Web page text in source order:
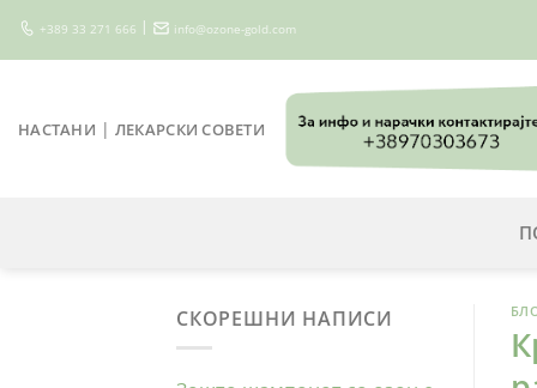
+389 33 271 666 | info@ozone-gold.com
НАСТАНИ | ЛЕКАРСКИ СОВЕТИ
СКОРЕШНИ НАПИСИ